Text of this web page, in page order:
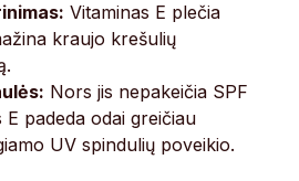
Vitaminas E plečia
kraujo krešulių
Nors jis nepakeičia SPF
padeda odai greičiau
UV spindulių poveikio.